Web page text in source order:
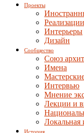
Проекты
Интерьеры
Дизайн
Сообщество
Союз
Имена
Интервью
Мнение
Лекции и
Локальная
История